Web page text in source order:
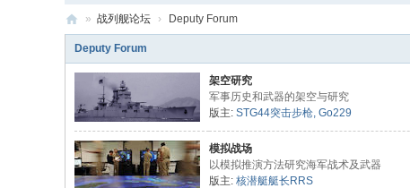
战
列
» 战列舰论坛 › Deputy Forum
Deputy Forum
架空研究
军事历史和武器的架空与研究
版主: STG44突击步枪, Go229
模拟战场
以模拟推演方法研究海军战术及武器
版主: 核潜艇艇长RRS